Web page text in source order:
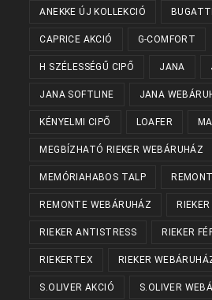
ANEKKE ÚJ KOLLEKCIÓ BUGATTI
CAPRICE AKCIÓ G-COMFORT
H SZÉLESSÉGŰ CIPŐ JANA
JANA SOFTLINE JANA
KÉNYELMI CIPŐ LOAFER
MEGBÍZHATÓ RIEKER WEBÁRUHÁZ
MEMÓRIAHABOS TALP
REMONTE WEBÁRUHÁZ RIEKER
RIEKER ANTISTRESS RIEKER
RIEKERTEX RIEKER
S.OLIVER AKCIÓ S.OLIVER